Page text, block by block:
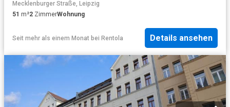
Mecklenburger Straße, Leipzig
51 m²2 ZimmerWohnung
Seit mehr als einem Monat bei Rentola Details ansehen